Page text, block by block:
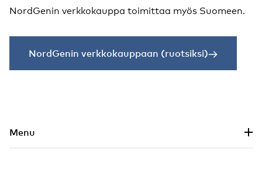
NordGenin verkkokauppa toimittaa myös Suomeen.
NordGenin verkkokauppaan (ruotsiksi)
Menu